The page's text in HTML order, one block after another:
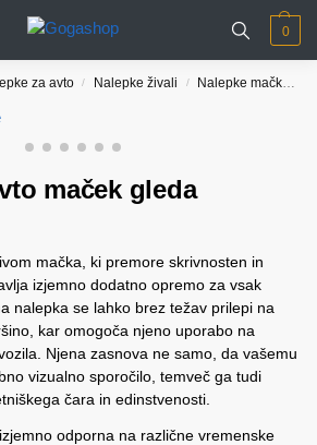
0
za avto / Nalepke živali / Nalepke mačke
maček gleda
mačka, ki premore skrivnosten in
izjemno dodatno opremo za vsak
nalepka se lahko brez težav prilepi na
kar omogoča njeno uporabo na
Njena zasnova ne samo, da vašemu
vizualno sporočilo, temveč ga tudi
čara in edinstvenosti.
odporna na različne vremenske